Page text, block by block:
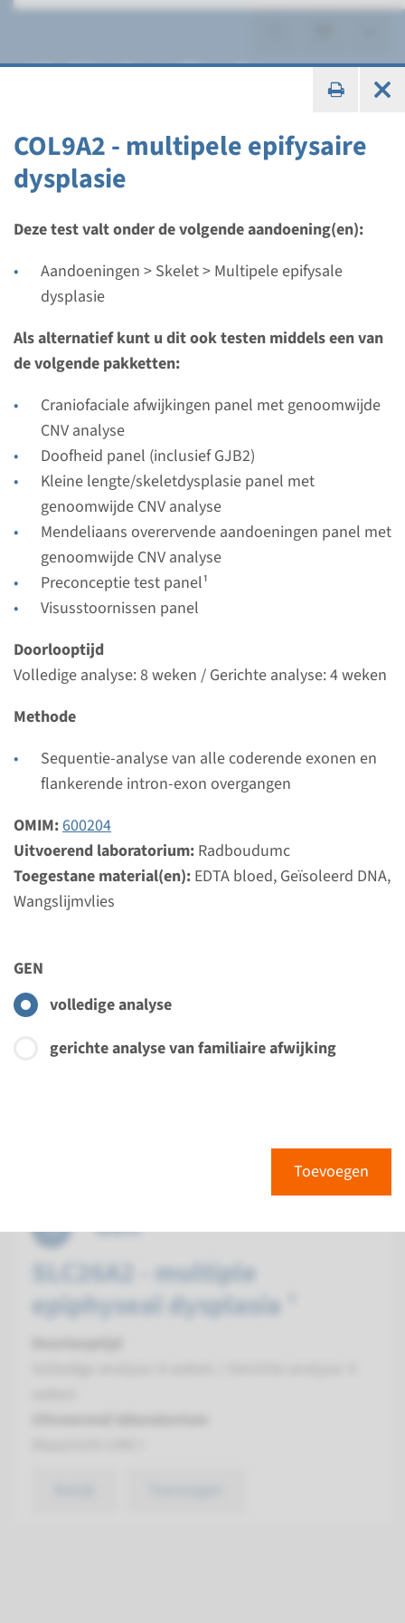
COL9A2 - multipele epifysaire
dysplasie
Deze test valt onder de volgende aandoening(en):
Aandoeningen > Skelet > Multipele epifysale
dysplasie
Als alternatief kunt u dit ook testen middels een van
de volgende pakketten:
Craniofaciale afwijkingen panel met genoomwijde
CNV analyse
Doofheid panel (inclusief GJB2)
Kleine lengte/skeletdysplasie panel met
genoomwijde CNV analyse
Mendeliaans overervende aandoeningen panel met
genoomwijde CNV analyse
Preconceptie test panel¹
Visusstoornissen panel
Doorlooptijd
Volledige analyse: 8 weken / Gerichte analyse: 4 weken
Methode
Sequentie-analyse van alle coderende exonen en
flankerende intron-exon overgangen
OMIM:600204
Uitvoerend laboratorium: Radboudumc
Toegestane material(en): EDTA bloed, Geïsoleerd DNA,
Wangslijmvlies
GEN
volledige analyse
gerichte analyse van familiaire afwijking
Toevoegen
Multipele epifysale
Gen
COL9A2 - multipele
epifysaire dysplasie
Doorlooptijd
Volledige analyse: 8 weken / Gerichte analyse: 4
Uitvoerend laboratorium
Radboudumc
Bekijk
Toevoegen
Gen
COL9A3 - multipele
epifysaire dysplasie type 3
Doorlooptijd
weken
Uitvoerend laboratorium
Radboudumc
Bekijk
Gen
epifysale dysplasie type 4
Doorlooptijd
weken
Gen
SLC26A2 - multiple
epiphyseal dysplasia ¹